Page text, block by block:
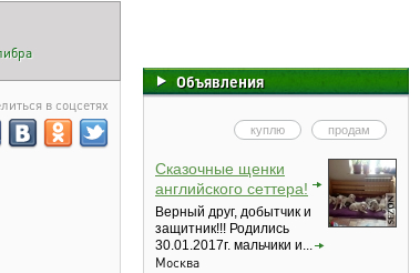
Объявления
куплю продам
Сказочные щенки
английского сеттера!
Верный друг, добытчик и
защитник!!! Родились
30.01.2017г. мальчики и...
Москва
в соцсетях